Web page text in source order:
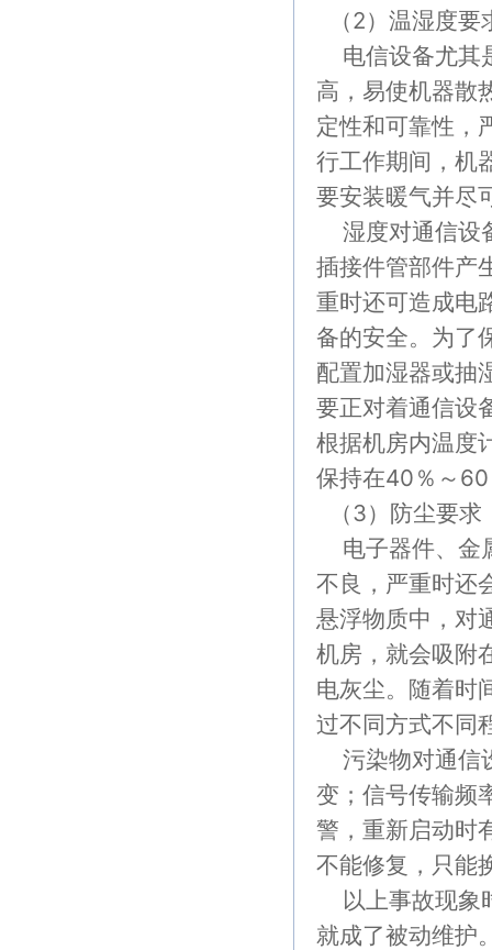
（2）温湿度要
电信设备尤其
高，易使机器散
定性和可靠性，
行工作期间，
要安装暖气并尽
湿度对通信设
插接件管部件产
重时还可造成电
备的安全。为了
配置加湿器或抽
要正对着通信设
根据机房内温度
保持在40％～
（3）防尘要求
电子器件、金
不良，严重时还
悬浮物质中，对
机房，就会吸附
电灰尘。随着时
过不同方式不同
污染物对通信
变；信号传输频
警，重新启动时
不能修复，只能
以上事故现象
就成了被动维护